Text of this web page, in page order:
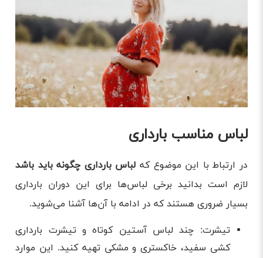
لباس مناسب بارداری
در ارتباط با این موضوع که لباس بارداری چگونه باید باشد
لازم است بدانید برخی لباس‌ها برای این دوران بارداری
بسیار ضروری هستند که در ادامه با آن‌ها آشنا می‌شوید.
تیشرت: چند لباس آستین کوتاه و تیشرت بارداری
کشی سفید، خاکستری و مشکی تهیه کنید. این موارد